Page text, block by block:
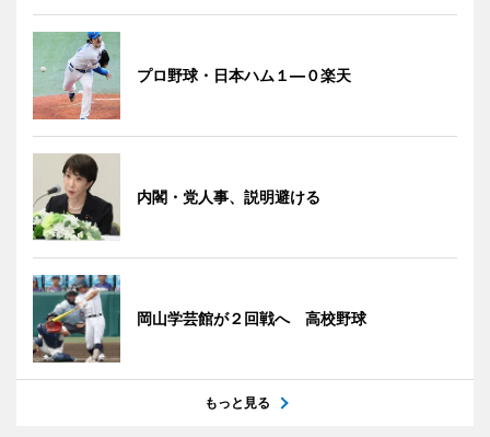
プロ野球・日本ハム１―０楽天
内閣・党人事、説明避ける
岡山学芸館が２回戦へ 高校野球
もっと見る